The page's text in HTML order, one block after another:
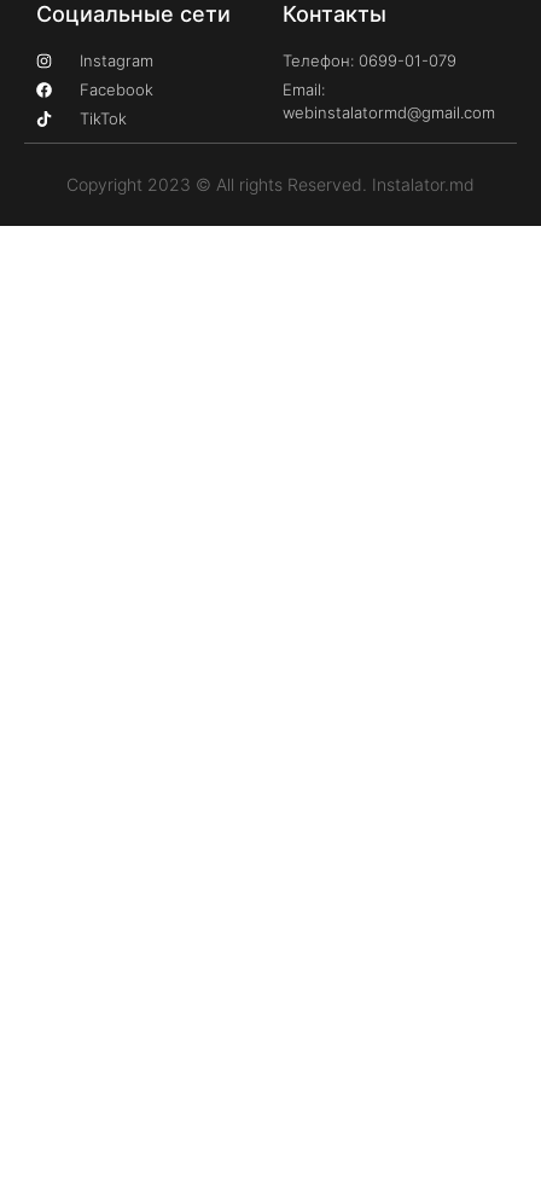
Социальные сети
Instagram
Facebook
TikTok
Контакты
Телефон: 0699-01-079
Email:
webinstalatormd@gmail.com
Copyright 2023 © All rights Reserved. Instalator.md